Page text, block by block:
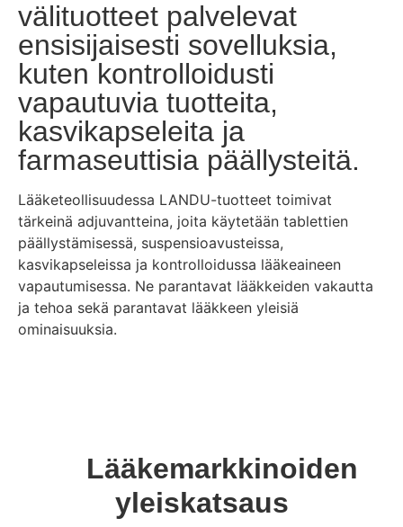
välituotteet palvelevat
ensisijaisesti sovelluksia,
kuten kontrolloidusti
vapautuvia tuotteita,
kasvikapseleita ja
farmaseuttisia päällysteitä.
Lääketeollisuudessa LANDU-tuotteet toimivat
tärkeinä adjuvantteina, joita käytetään tablettien
päällystämisessä, suspensioavusteissa,
kasvikapseleissa ja kontrolloidussa lääkeaineen
vapautumisessa. Ne parantavat lääkkeiden vakautta
ja tehoa sekä parantavat lääkkeen yleisiä
ominaisuuksia.
Lääkemarkkinoiden
yleiskatsaus